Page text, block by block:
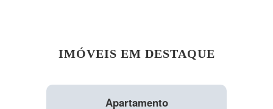
IMÓVEIS EM DESTAQUE
Apartamento